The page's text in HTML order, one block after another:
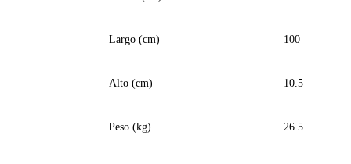
Largo (cm) 100
Alto (cm) 10.5
Peso (kg) 26.5